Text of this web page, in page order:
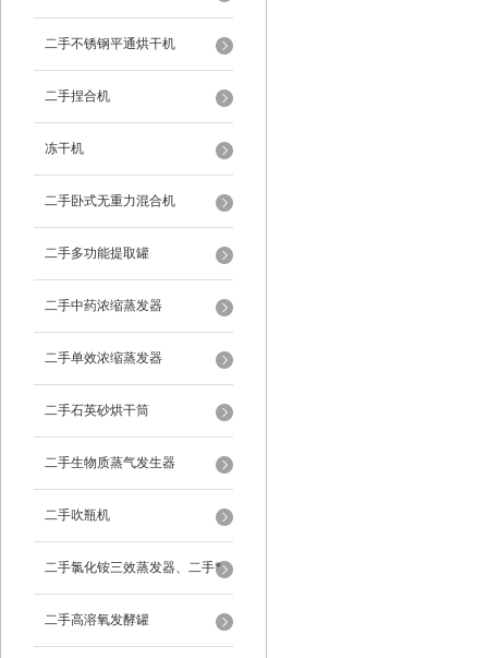
二手不锈钢平通烘干机
二手捏合机
冻干机
二手卧式无重力混合机
二手多功能提取罐
二手中药浓缩蒸发器
二手单效浓缩蒸发器
二手石英砂烘干筒
二手生物质蒸气发生器
二手吹瓶机
二手氯化铵三效蒸发器、二手*
蒸发器
二手高溶氧发酵罐